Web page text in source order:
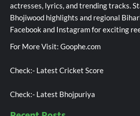
actresses, lyrics, and trending tracks.
Bhojiwood highlights and regional
Facebook and Instagram for exciting
For More Visit: Goophe.com
Check:- Latest Cricket Score
Check:- Latest Bhojpuriya